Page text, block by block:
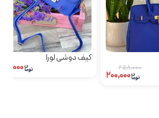
۴۵۸,۰۰۰
کیف دوشی لورا